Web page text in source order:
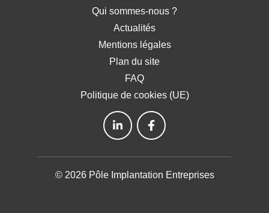
Qui sommes-nous ?
Actualités
Mentions légales
Plan du site
FAQ
Politique de cookies (UE)
© 2026 Pôle Implantation Entreprises